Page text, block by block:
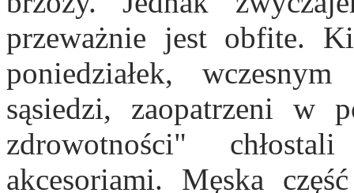
przeważnie jest obfite.
poniedziałek,
sąsiedzi, zaopatrzeni w
zdrowotności"
akcesoriami. Męska